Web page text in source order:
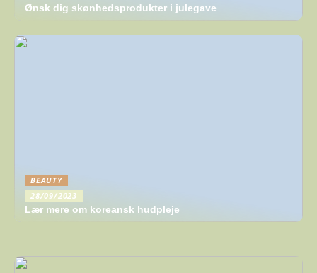
Ønsk dig skønhedsprodukter i julegave
BEAUTY
28/09/2023
Lær mere om koreansk hudpleje